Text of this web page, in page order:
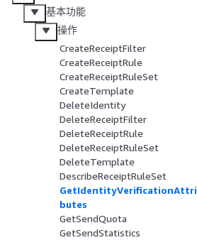
基本功能
操作
CreateReceiptFilter
CreateReceiptRule
CreateReceiptRuleSet
CreateTemplate
DeleteIdentity
DeleteReceiptFilter
DeleteReceiptRule
DeleteReceiptRuleSet
DeleteTemplate
DescribeReceiptRuleSet
GetIdentityVerificationAttri
butes
GetSendQuota
GetSendStatistics